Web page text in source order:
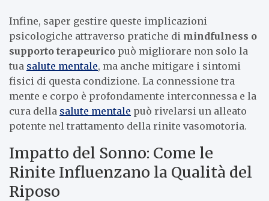
Infine, saper gestire queste implicazioni
psicologiche attraverso pratiche di mindfulness o
supporto terapeurico può migliorare non solo la
tua salute mentale, ma anche mitigare i sintomi
fisici di questa condizione. La connessione tra
mente e corpo è profondamente interconnessa e la
cura della salute mentale può rivelarsi un alleato
potente nel trattamento della rinite vasomotoria.
Impatto del Sonno: Come le
Rinite Influenzano la Qualità del
Riposo